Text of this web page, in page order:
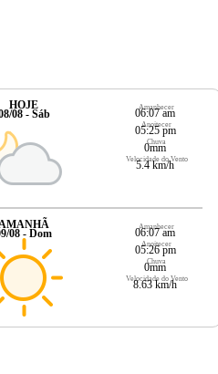
HOJE
08 - Sáb
Amanhecer
06:07 am
Anoitecer
05:25 pm
Chuva
0mm
Velocidade do Vento
5.4 km/h
AMANHÃ
08 - Dom
Amanhecer
06:07 am
Anoitecer
05:26 pm
Chuva
0mm
Velocidade do Vento
8.63 km/h